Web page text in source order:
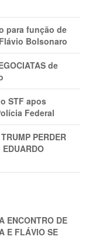
para função de
Bolsonaro
de
STF apos
Federal
PERDER
ENCONTRO DE
E FLÁVIO SE